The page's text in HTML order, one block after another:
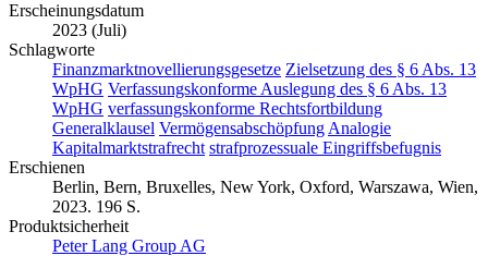
Erscheinungsdatum
2023 (Juli)
Schlagworte
Finanzmarktnovellierungsgesetze Zielsetzung des § 6 Abs. 13
WpHG Verfassungskonforme Auslegung des § 6 Abs. 13
WpHG verfassungskonforme Rechtsfortbildung
Generalklausel Vermögensabschöpfung Analogie
Kapitalmarktstrafrecht strafprozessuale Eingriffsbefugnis
Erschienen
Berlin, Bern, Bruxelles, New York, Oxford, Warszawa, Wien,
2023. 196 S.
Produktsicherheit
Peter Lang Group AG